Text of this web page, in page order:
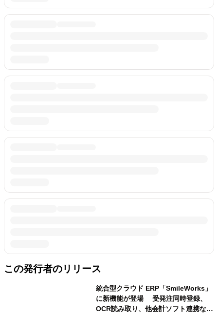
この発行者のリリース
統合型クラウド ERP「SmileWorks」
に新機能が登場 受発注同時登録、
OCR読み取り、他会計ソフト連携な